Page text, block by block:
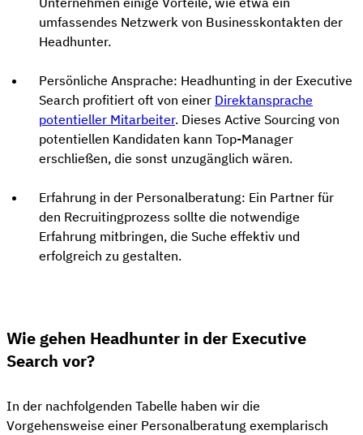
umfassendes Netzwerk von Businesskontakten der
Headhunter.
Persönliche Ansprache: Headhunting in der Executive
Search profitiert oft von einer Direktansprache
potentieller Mitarbeiter. Dieses Active Sourcing von
potentiellen Kandidaten kann Top-Manager
erschließen, die sonst unzugänglich wären.
Erfahrung in der Personalberatung: Ein Partner für
den Recruitingprozess sollte die notwendige
Erfahrung mitbringen, die Suche effektiv und
erfolgreich zu gestalten.
Wie gehen Headhunter in der Executive
Search vor?
In der nachfolgenden Tabelle haben wir die
Vorgehensweise einer Personalberatung exemplarisch